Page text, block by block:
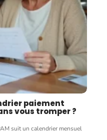
paiement
vous tromper ?
suit un calendrier mensuel